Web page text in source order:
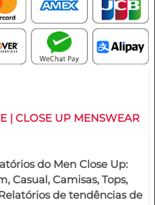
| CLOSE UP MENSWEAR
do Men Close Up:
Casual, Camisas, Tops,
de tendências de